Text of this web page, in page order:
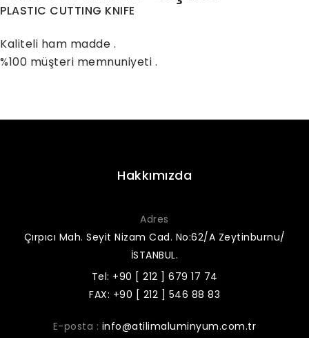
PLASTIC CUTTING KNIFE
Kaliteli ham madde .
%100 müşteri memnuniyeti .
Hakkımızda
Adres
Çırpıcı Mah. Seyit Nizam Cad. No:62/A Zeytinburnu/
İSTANBUL.
Tel: +90 [ 212 ] 679 17 74
FAX: +90 [ 212 ] 546 88 83
E-posta : info@atilimaluminyum.com.tr